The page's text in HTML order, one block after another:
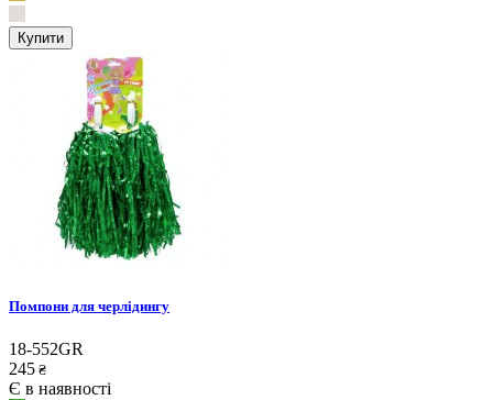
Купити
Помпони для черлідингу
18-552GR
245 ₴
Є в наявності